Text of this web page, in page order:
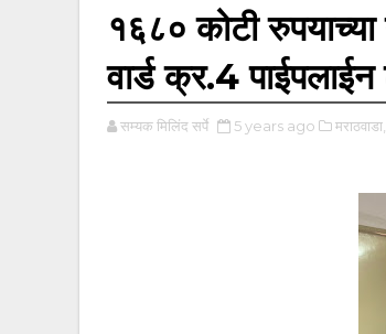
१६८० कोटी रुपयाच्या
वार्ड क्र.4
सम्यक मिलिंद सर्पे 5 years ago मराठवाडा,